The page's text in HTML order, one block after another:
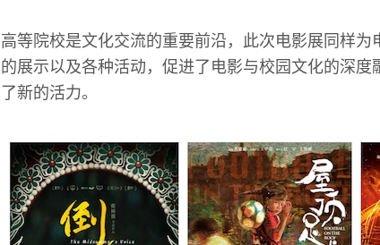
高等院校是文化交流的重要前沿，此次电影展同样
的展示以及各种活动，促进了电影与校园文化的深
了新的活力。